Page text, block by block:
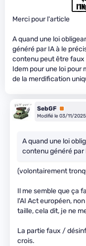
Merci pour l'article
A quand une loi
généré par IA à le
contenu peut être faux
Idem pour une loi pour
de la merdification
SebGF Premium
Modifié le 03/11/
A quand une loi
contenu généré par
(volontairement
Il me semble que ça
l'AI Act européen,
taille, cela dit, je ne
La partie faux /
crois.